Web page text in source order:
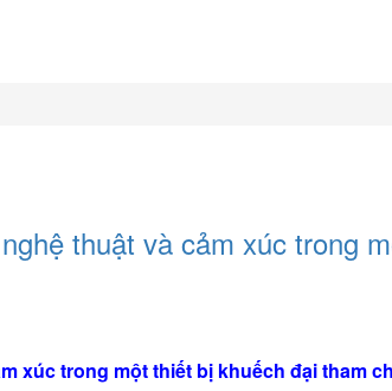
thuật và cảm xúc trong
xúc trong một thiết bị khuếch đại tham